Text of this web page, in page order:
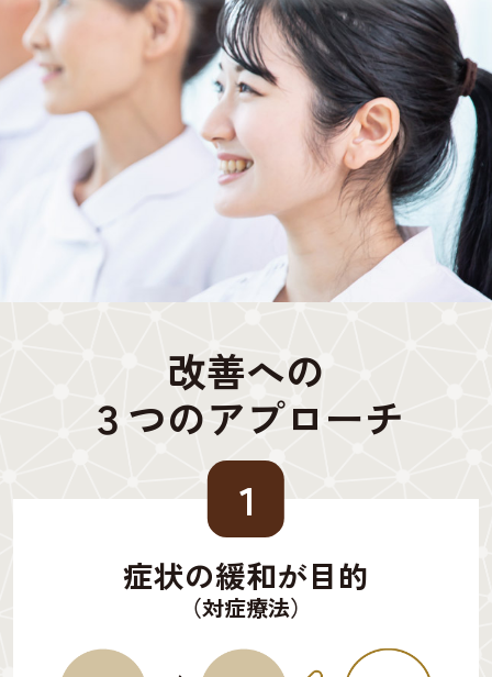
改善への
３つのアプローチ
１
症状の緩和が目的
（対症療法）